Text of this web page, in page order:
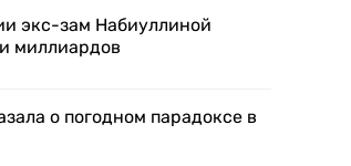
экс-зам Набиуллиной
миллиардов
о погодном парадоксе в